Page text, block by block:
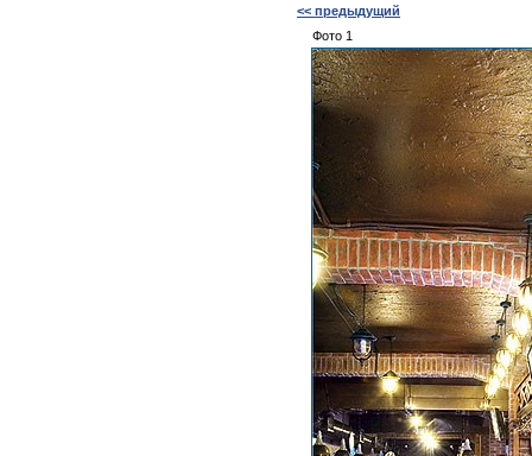
<< предыдущий
Фото 1